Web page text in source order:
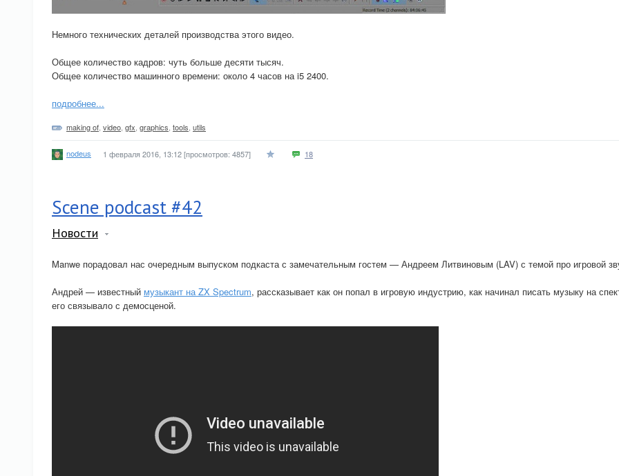
Немного технических деталей производства этого видео.
Общее количество кадров: чуть больше десяти тысяч.
Общее количество машинного времени: около 4 часов на i5 2400.
подробнее...
making of video gfx graphics tools utils
nodeus 1 февраля 2016, 13:12[просмотров: 4857] 18
Scene podcast #42
Новости
Manwe порадовал нас очередным выпуском подкаста с замечательным гостем — Андреем Литвиновым (LAV) с темой про игровой
Андрей — известный музыкант на ZX Spectrum, рассказывает как он попал в игровую индустрию, как начинал писать музыку на
его связывало с демосценой.